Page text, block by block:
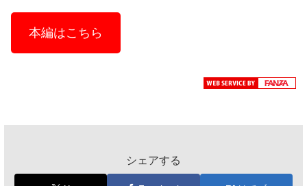
本編はこちら
シェアする